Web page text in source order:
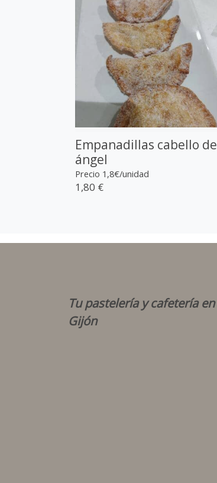
Empanadillas cabello de
ángel
Precio 1,8€/unidad
1,80 €
Tu pastelería y cafetería en
Gijón